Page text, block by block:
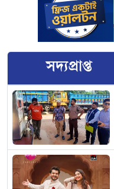
সদ্যপ্রাপ্ত